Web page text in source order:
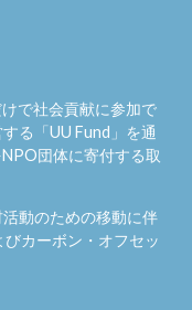
で社会貢献に参加で
る「UU Fund 」を通
団体に寄付する取
動のための移動に伴
カーボン・オフセッ